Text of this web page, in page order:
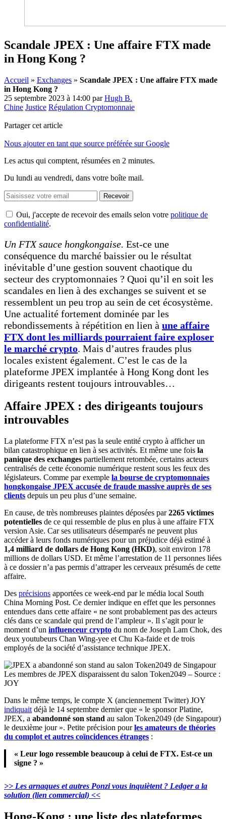
Scandale JPEX : Une affaire FTX made
in Hong Kong ?
Accueil » Exchanges » Scandale JPEX : Une affaire FTX made
in Hong Kong ?
25 septembre 2023 à 14:00 parHugh B.
Chine Justice Régulation Cryptomonnaie
Partager cet article
Nous ajouter en tant que source préférée sur Google
Les actus qui comptent, résumées en 2 minutes.
Du lundi au vendredi, dans votre boîte mail.
Recevoir
Oui, j'accepte de recevoir des emails selon votre politique de
confidentialité.
Un FTX sauce hongkongaise. Est-ce une
conséquence du marché baissier ou le résultat
inévitable d’une gestion souvent chaotique du
secteur des cryptomonnaies ? Quoi qu’il en soit les
scandales en lien à des exchanges se suivent et se
ressemblent un peu trop au sein de cet écosystème.
Une actualité fortement dominée par les
rebondissements à répétition en lien à une affaire
FTX dont les milliards pourraient faire exploser
le marché crypto. Mais d’autres fraudes plus
locales existent également. C’est le cas de la
plateforme JPEX implantée à Hong Kong dont les
dirigeants restent toujours introuvables…
Affaire JPEX : des dirigeants toujours
introuvables
La plateforme FTX n’est pas la seule entité crypto à afficher un
bilan catastrophique en lien à ses activités. Et même une fois la
panique des exchanges partiellement retombée, certains acteurs
centralisés de cette économie numérique restent sous les feux des
législateurs. Comme par exemple la bourse de cryptomonnaies
hongkongaise JPEX accusée de fraude massive auprès de ses
clients depuis un peu plus d’une semaine.
En cause, de très nombreuses plaintes déposées par2265 victimes
potentielles de ce qui ressemble de plus en plus à une affaire FTX
version Asie. Car ses utilisateurs désemparés ne peuvent plus
accéder à leurs fonds numériques pour un préjudice déjà estimé à
1,4 milliard de dollars de Hong Kong (HKD), soit environ 178
millions de dollars USD. Et même l’arrestation de 11 personnes liées
à ce dossier n’a pas permis d’attraper les cerveaux présumés de cette
affaire.
Des précisions apportées ce week-end par le média local South
China Morning Post. Ce dernier indique en effet que les personnes
entendues dans cette affaire « ne sont probablement pas des acteurs
clés dans ce scandale qui prend de l’ampleur ». Il s’agit pour le
moment d’un influenceur crypto du nom de Joseph Lam Chok, des
deux youtubeurs Chan Wing-yee et Chu Ka-faide et de trois
employés de la société d’assistance technique JPEX.
Les membres de JPEX disparaissent du salon Token2049 – Source :
JOY
Dans le même temps, le compte X (anciennement Twitter) JOY
indiquait déjà le 14 septembre dernier que « le sponsor Platine,
JPEX, a abandonné son stand au salon Token2049 (de Singapour)
le deuxième jour ». Petite précision pourles amateurs de théories
du complot et autres coïncidences étranges :
« Leur logo ressemble beaucoup à celui de FTX. Est-ce un
signe ? »
>> Les arnaques et autres Ponzi vous inquiètent ? Ledger a la
solution (lien commercial) <<
Hong-Kong : une liste des plateformes